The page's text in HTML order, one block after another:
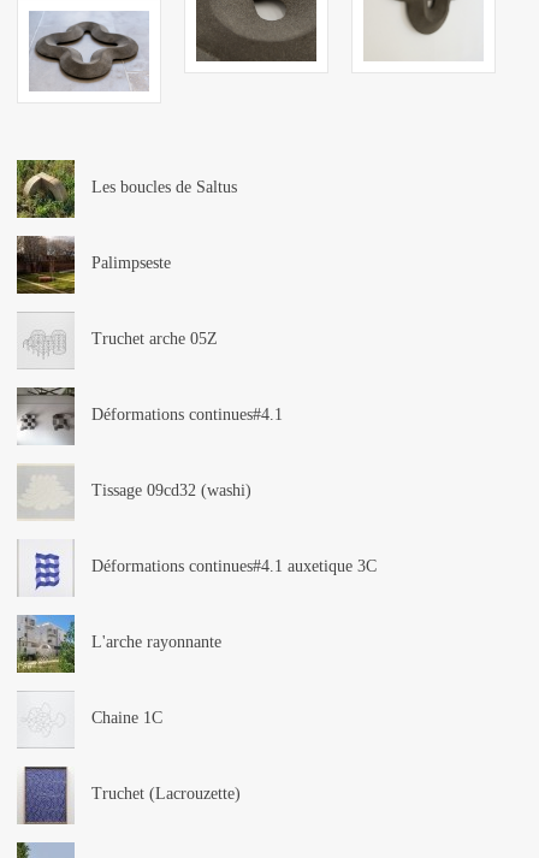
Les boucles de Saltus
Palimpseste
Truchet arche 05Z
Déformations continues#4.1
Tissage 09cd32 (washi)
Déformations continues#4.1 auxetique 3C
L'arche rayonnante
Chaine 1C
Truchet (Lacrouzette)